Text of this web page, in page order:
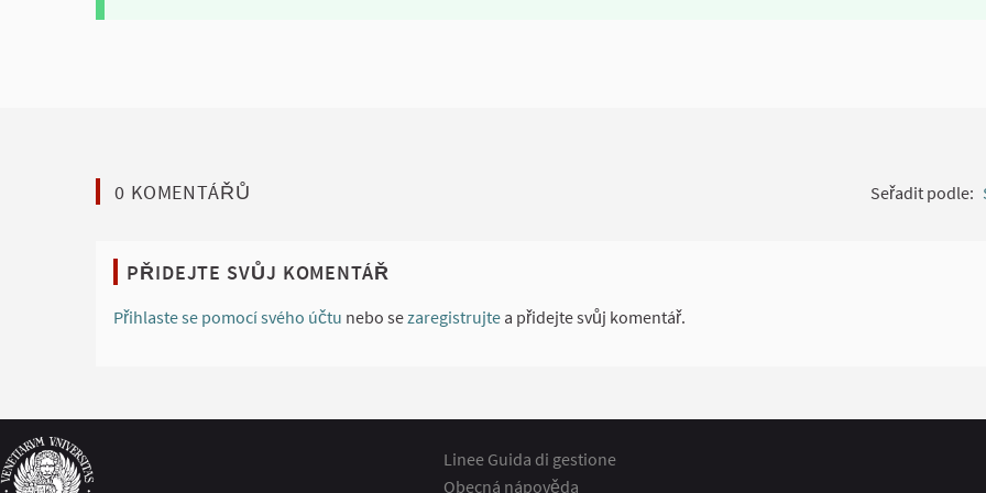
0 KOMENTÁŘŮ Seřadit podle:
PŘIDEJTE SVŮJ KOMENTÁŘ
Přihlaste se pomocí svého účtu nebo sezaregistrujte a přidejte svůj komentář.
Linee Guida di gestione
Obecná nápověda